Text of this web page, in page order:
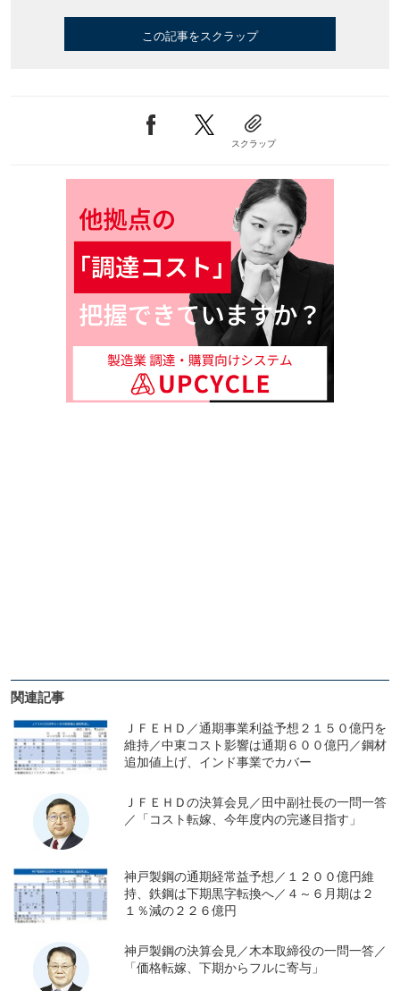
この記事をスクラップ
スクラップ
関連記事
ＪＦＥＨＤ／通期事業利益予想２１５０億円を
維持／中東コスト影響は通期６００億円／鋼材
追加値上げ、インド事業でカバー
ＪＦＥＨＤの決算会見／田中副社長の一問一答
／「コスト転嫁、今年度内の完遂目指す」
神戸製鋼の通期経常益予想／１２００億円維
持、鉄鋼は下期黒字転換へ／４～６月期は２
１％減の２２６億円
神戸製鋼の決算会見／木本取締役の一問一答／
「価格転嫁、下期からフルに寄与」